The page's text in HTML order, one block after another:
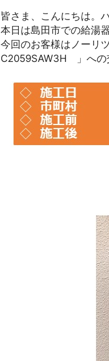
皆さま、こんにちは。
本日は島田市での給湯
今回のお客様はノー
C2059SAW3H 」への